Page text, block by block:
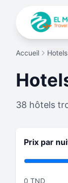
Accueil Hotels
38 hôtels
Prix par
0 TND